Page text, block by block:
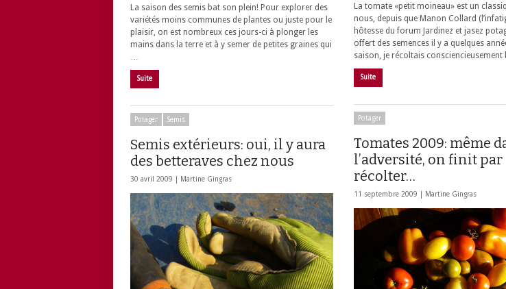
La saison des semis bat son plein! Pour explorer des
variétés moins communes de plantes ou juste pour le
plaisir, on est nombreux ces jours-ci à plonger les
mains dans la terre et à y semer de petites graines qui
…
Suite
La tomate «petit moineau» est un
nous, depuis que Manon Collard
hôtesse du forum Jardinez et jasez
offert des semences il y a quelques
saison, je récoltais
Suite
Potager
Tomates 2009: même
l’adversité, on finit par
récolter…
11 septembre 2009 | Martine Gingras
Potager Semis
Semis extérieurs: oui, il y aura
des betteraves chez nous
30 avril 2009 | Martine Gingras